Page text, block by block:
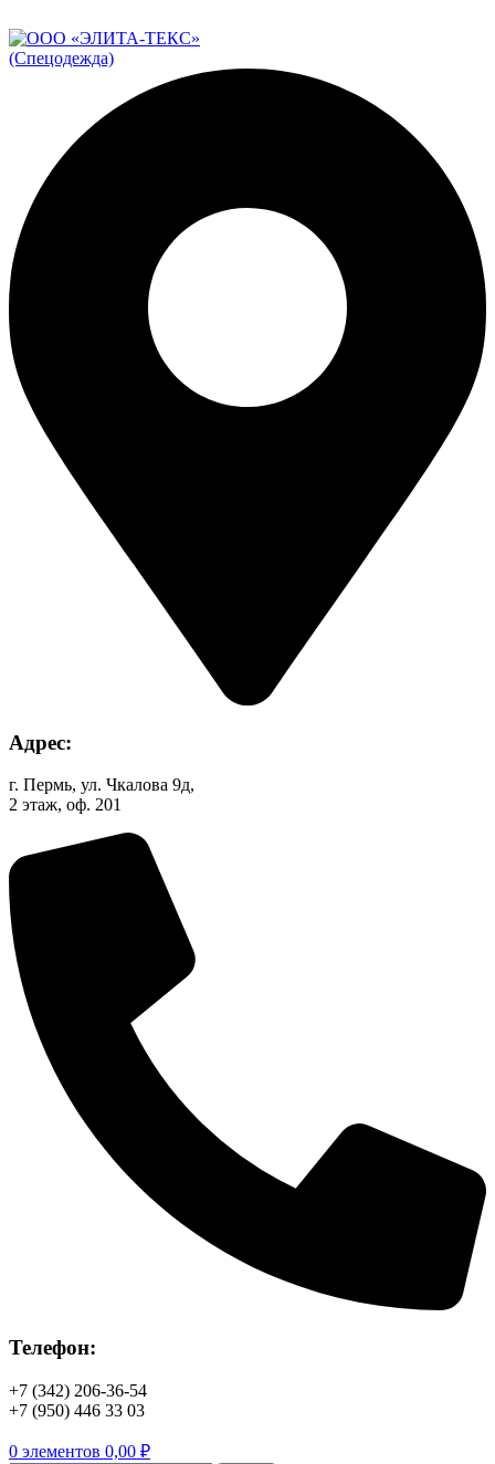
Адрес:
г. Пермь, ул. Чкалова 9д,
2 этаж, оф. 201
Телефон:
+7 (342) 206-36-54
+7 (950) 446 33 03
0 элементов 0,00 ₽